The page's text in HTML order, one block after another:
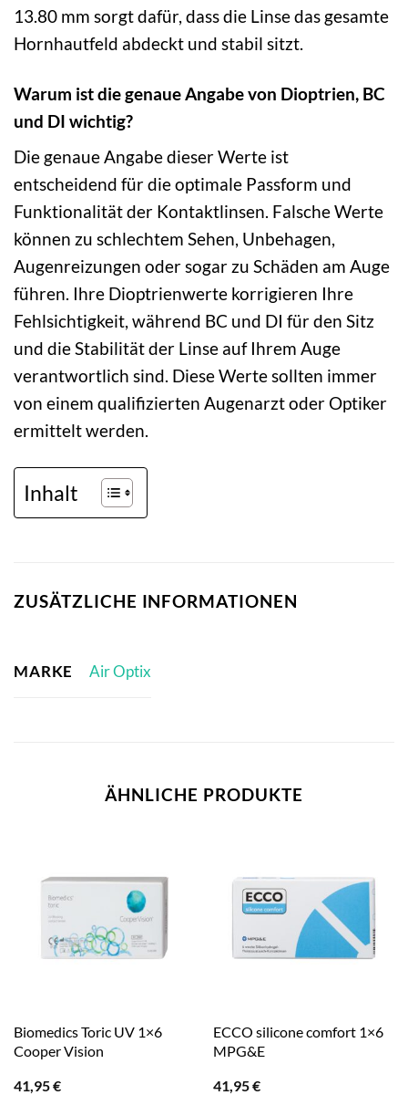
13.80 mm sorgt dafür, dass die Linse das gesamte
Hornhautfeld abdeckt und stabil sitzt.
Warum ist die genaue Angabe von Dioptrien, BC
und DI wichtig?
Die genaue Angabe dieser Werte ist
entscheidend für die optimale Passform und
Funktionalität der Kontaktlinsen. Falsche Werte
können zu schlechtem Sehen, Unbehagen,
Augenreizungen oder sogar zu Schäden am Auge
führen. Ihre Dioptrienwerte korrigieren Ihre
Fehlsichtigkeit, während BC und DI für den Sitz
und die Stabilität der Linse auf Ihrem Auge
verantwortlich sind. Diese Werte sollten immer
von einem qualifizierten Augenarzt oder Optiker
ermittelt werden.
Inhalt
ZUSÄTZLICHE INFORMATIONEN
MARKE Air Optix
ÄHNLICHE PRODUKTE
Biomedics Toric UV 1×6
Cooper Vision
41,95€
ECCO silicone comfort 1×6
MPG&E
41,95€